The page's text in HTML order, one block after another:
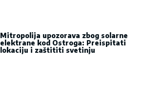
Mitropolija upozorava zbog solarne
elektrane kod Ostroga: Preispitati
lokaciju i zaštititi svetinju